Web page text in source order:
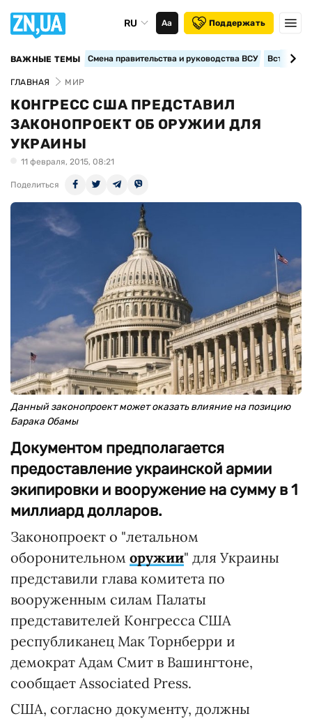
RU Аа Поддержать
ВАЖНЫЕ ТЕМЫ Смена правительства и руководства ВСУ
ГЛАВНАЯ МИР
КОНГРЕСС США ПРЕДСТАВИЛ
ЗАКОНОПРОЕКТ ОБ ОРУЖИИ ДЛЯ
УКРАИНЫ
11 февраля, 2015, 08:21
Поделиться
Данный законопроект может оказать влияние на позицию
Барака Обамы
Документом предполагается
предоставление украинской армии
экипировки и вооружение на сумму в 1
миллиард долларов.
Законопроект о "летальном
оборонительном оружии" для Украины
представили глава комитета по
вооруженным силам Палаты
представителей Конгресса США
республиканец Мак Торнберри и
демократ Адам Смит в Вашингтоне,
сообщает Associated Press.
США, согласно документу, должны